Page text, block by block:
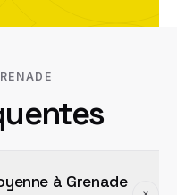
à Grenade